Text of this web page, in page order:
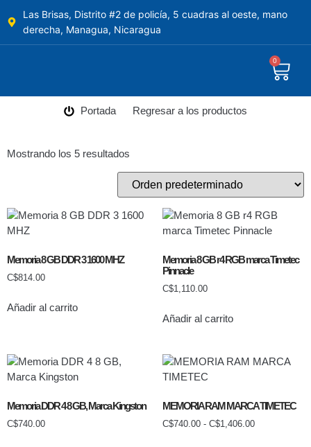
Las Brisas, Distrito #2 de policía, 5 cuadras al oeste, mano
derecha, Managua, Nicaragua
0
Portada Regresar a los productos
Mostrando los 5 resultados
Memoria 8 GB DDR 3 1600 MHZ
C$814.00
Añadir al carrito
Memoria 8 GB r4 RGB marca Timetec
Pinnacle
C$1,110.00
Añadir al carrito
Memoria DDR 4 8 GB, Marca Kingston
C$740.00
MEMORIA RAM MARCA TIMETEC
C$740.00 - C$1,406.00